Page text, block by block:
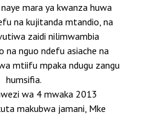
mara ya kwanza huwa
na kujitanda mtandio, na
zaidi nilimwambia
na nguo ndefu asiache na
mtiifu mpaka ndugu zangu
humsifia.
wa 4 mwaka 2013
makubwa jamani, Mke